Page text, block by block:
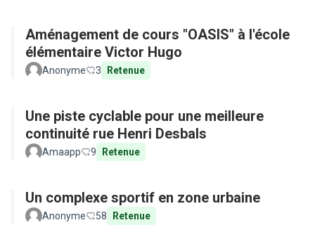
Aménagement de cours "OASIS" à l'école
élémentaire Victor Hugo
Anonyme 3 Retenue
Une piste cyclable pour une meilleure
continuité rue Henri Desbals
Amaapp 9 Retenue
Un complexe sportif en zone urbaine
Anonyme 58 Retenue